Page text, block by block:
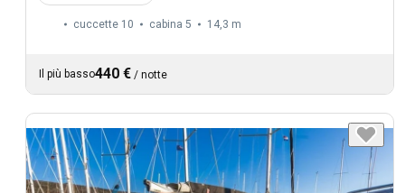
cuccette 10 cabina 5 14,3 m
Il più basso440 € / notte